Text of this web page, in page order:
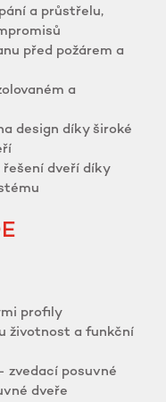
a průstřelu,
před požárem a
a
design díky široké
řešení dveří díky
profily
životnost a funkční
zvedací posuvné
dveře